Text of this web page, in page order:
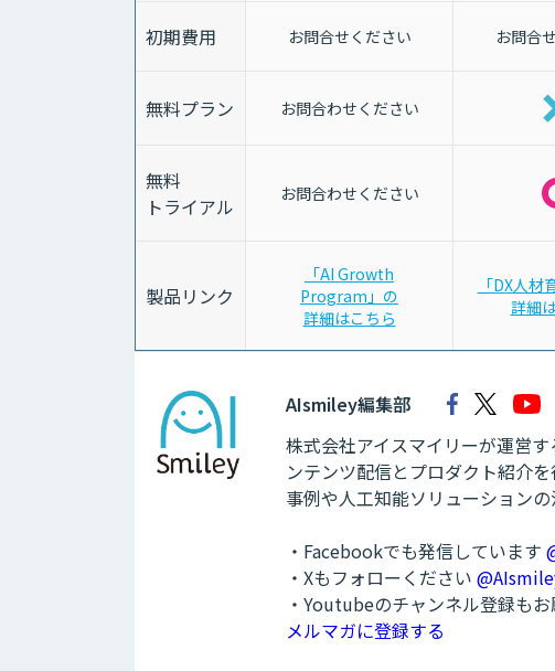
初期費用 お問合せください お問合
無料プラン お問合わせください
無料
トライアル
お問合わせください
製品リンク
「AI Growth
Program」の
詳細はこちら
「DX人
詳細
AIsmiley編集部
株式会社アイスマイリーが運営
ンテンツ配信とプロダクト紹介
事例や人工知能ソリューション
・Facebookでも発信しています
・Xもフォローください
・Youtubeのチャンネル登録も
メルマガに登録する